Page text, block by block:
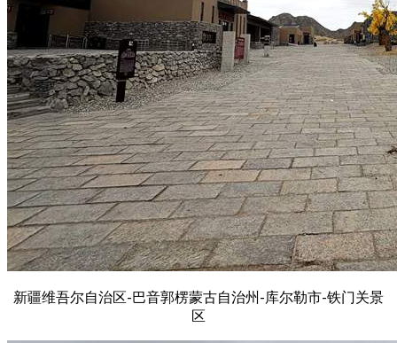
新疆维吾尔自治区-巴音郭楞蒙古自治州-库尔勒市-铁门关景
区